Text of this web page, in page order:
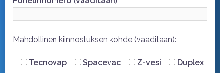
Mahdollinen kiinnostuksen kohde (vaaditaan):
Tecnovap Spacevac Z-vesi
Duplex